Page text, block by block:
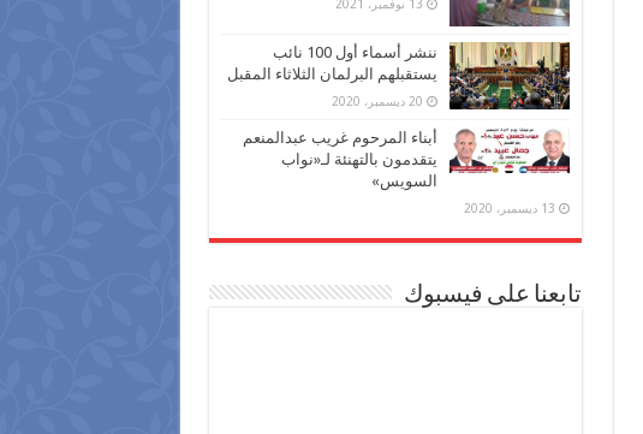
13 نوفمبر، 2021
ننشر أسماء أول 100 نائب
يستقبلهم البرلمان الثلاثاء المقبل
20 ديسمبر، 2020
أبناء المرحوم غريب عبدالمنعم
يتقدمون بالتهنئة لـ«نواب
السويس»
13 ديسمبر، 2020
تابعنا على فيسبوك